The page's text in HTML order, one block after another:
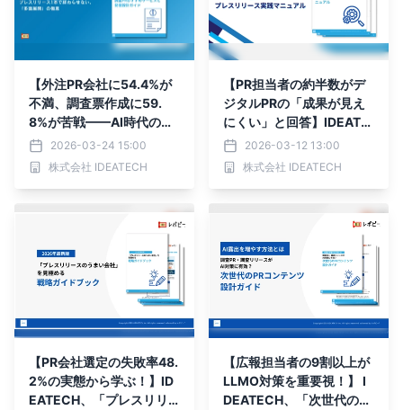
【外注PR会社に54.4%が
不満、調査票作成に59.
8%が苦戦——AI時代の「1
調査→多面展開」戦略 決
定版】IDEATECH、「調
査PRおすすめサービスと
2026-03-24 15:00
株式会社 IDEATECH
【PR担当者の約半数がデ
ジタルPRの「成果が見え
にくい」と回答】IDEATE
CH、「AI検索に選ばれる
プレスリリース実践マニュ
アル」を無料公開
2026-03-12 13:00
株式会社 IDEATECH
【PR会社選定の失敗率48.
2%の実態から学ぶ！】ID
EATECH、「プレスリリ
【広報担当者の9割以上が
LLMO対策を重要視！】 I
DEATECH、「次世代のP